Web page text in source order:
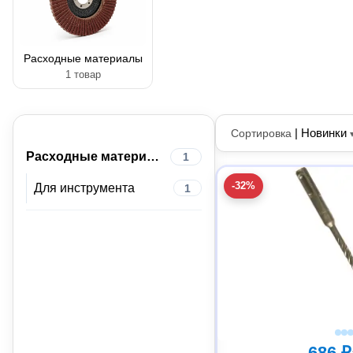
Расходные материалы
1 товар
Расходные материалы 1
Для инструмента 1
Сортировка | Новинки
-32%